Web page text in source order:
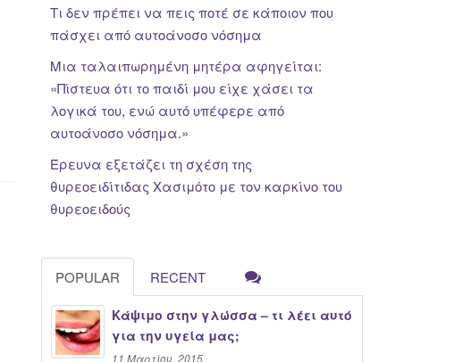
Τι δεν πρέπει να πεις ποτέ σε κάποιον που
πάσχει από αυτοάνοσο νόσημα
Μια ταλαιπωρημένη μητέρα αφηγείται:
«Πίστευα ότι το παιδί μου είχε χάσει τα
λογικά του, ενώ αυτό υπέφερε από
αυτοάνοσο νόσημα.»
Έρευνα εξετάζει τη σχέση της
θυρεοειδίτιδας Χασιμότο με τον καρκίνο του
θυρεοειδούς
POPULAR RECENT
Κάψιμο στην γλώσσα – τι λέει αυτό
για την υγεία μας;
11 Μαρτίου, 2015